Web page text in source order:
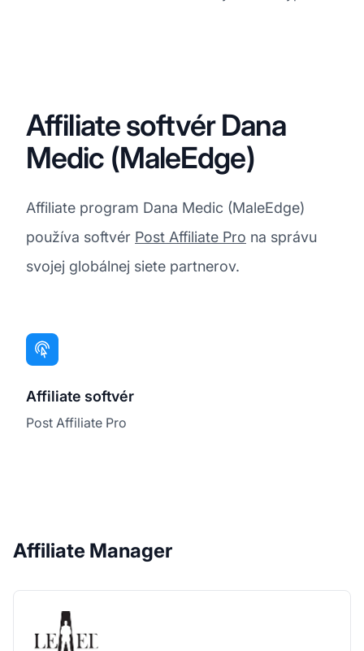
Affiliate softvér Dana
Medic (MaleEdge)
Affiliate program Dana Medic (MaleEdge)
používa softvér Post Affiliate Pro na správu
svojej globálnej siete partnerov.
Affiliate softvér
Post Affiliate Pro
Affiliate Manager